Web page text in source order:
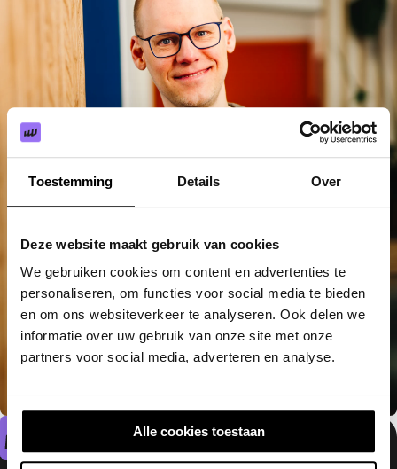
Toestemming Details Over
Deze website maakt gebruik van cookies
We gebruiken cookies om content en advertenties te
personaliseren, om functies voor social media te bieden
en om ons websiteverkeer te analyseren. Ook delen we
informatie over uw gebruik van onze site met onze
partners voor social media, adverteren en analyse.
Alle cookies toestaan
Benjamin,Lead Developer, Eigenaar